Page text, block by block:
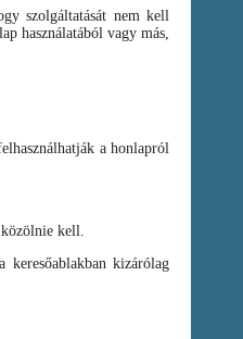
szolgáltatását nem kell
használatából vagy más,
a honlapról
kell.
kizárólag